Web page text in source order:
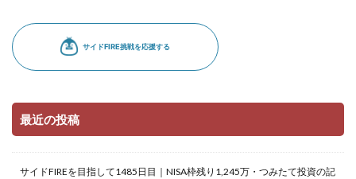
最近の投稿
サイドFIREを目指して1485日目｜NISA枠残り1,245万・つみたて投資の記